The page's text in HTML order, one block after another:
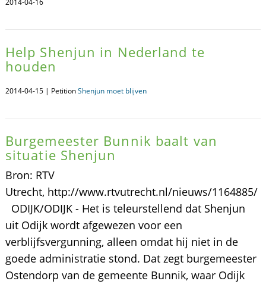
2014-04-16
Help Shenjun in Nederland te
houden
2014-04-15 | PetitionShenjun moet blijven
Burgemeester Bunnik baalt van
situatie Shenjun
Bron: RTV
Utrecht, http://www.rtvutrecht.nl/nieuws/1164885/
ODIJK/ODIJK - Het is teleurstellend dat Shenjun
uit Odijk wordt afgewezen voor een
verblijfsvergunning, alleen omdat hij niet in de
goede administratie stond. Dat zegt burgemeester
Ostendorp van de gemeente Bunnik, waar Odijk